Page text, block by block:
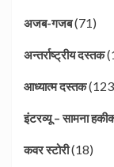
अजब-गजब(71)
अन्तर्राष्ट्रीय दस्तक
आध्यात्म दस्तक
इंटरव्यू – सामना
कवर स्टोरी(18)